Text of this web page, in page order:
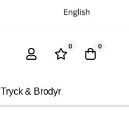
0 0
Tryck & Brodyr